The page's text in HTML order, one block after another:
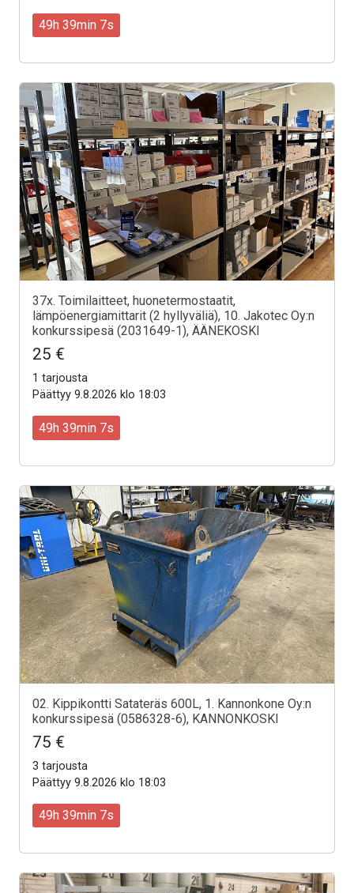
49h 39min 5s
37x. Toimilaitteet, huonetermostaatit,
lämpöenergiamittarit (2 hyllyväliä), 10. Jakotec Oy:n
konkurssipesä (2031649-1), ÄÄNEKOSKI
25 €
1 tarjousta
Päättyy 9.8.2026 klo 18:03
49h 39min 5s
02. Kippikontti Satateräs 600L, 1. Kannonkone Oy:n
konkurssipesä (0586328-6), KANNONKOSKI
75 €
3 tarjousta
Päättyy 9.8.2026 klo 18:03
49h 39min 5s